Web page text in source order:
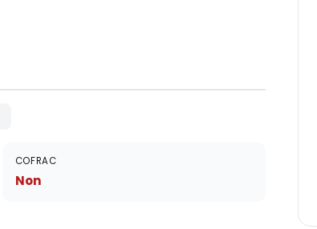
COFRAC
Non